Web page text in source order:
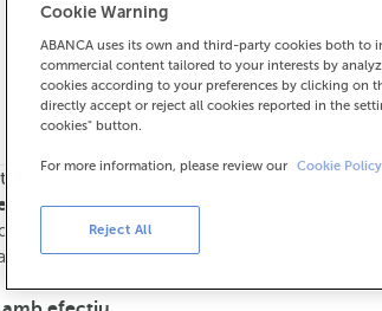
Si vols demanar cita:
900 815 200
els horaris
de8:15 a 14:00.
cita prèviai t'atendrem el dia i hora que triïs.
Cookie Warning
ABANCA uses its own and third-party cookies both to
commercial content tailored to your interests by
cookies according to your preferences by clicking on
directly accept or reject all cookies reported in the
cookies" button.
For more information, please review our Cookie Policy.
Reject All